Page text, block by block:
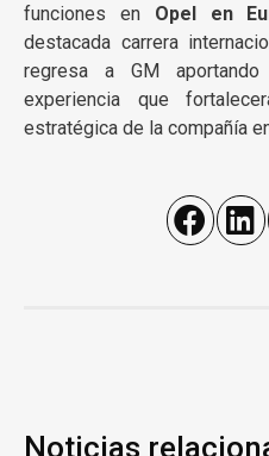
funciones en Opel en
destacada carrera
regresa a GM
experiencia que
estratégica de la compañía
Noticias